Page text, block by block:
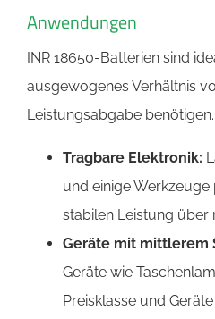
Anwendungen
INR 18650-Batterien sind
ausgewogenes Verhältnis
Leistungsabgabe benötigen.
Tragbare Elektronik:
und einige
stabilen Leistung über
Geräte mit mittlerem
Geräte wie
Preisklasse und